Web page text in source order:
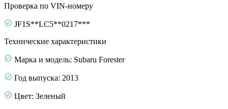
Проверка по VIN-номеру
JF1S**LC5**0217***
Технические характеристики
Марка и модель: Subaru Forester
Год выпуска: 2013
Цвет: Зеленый